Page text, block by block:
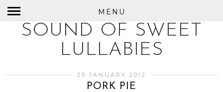
MENU
SOUND OF SWEET
LULLABIES
25 JANUARY 2012
PORK PIE